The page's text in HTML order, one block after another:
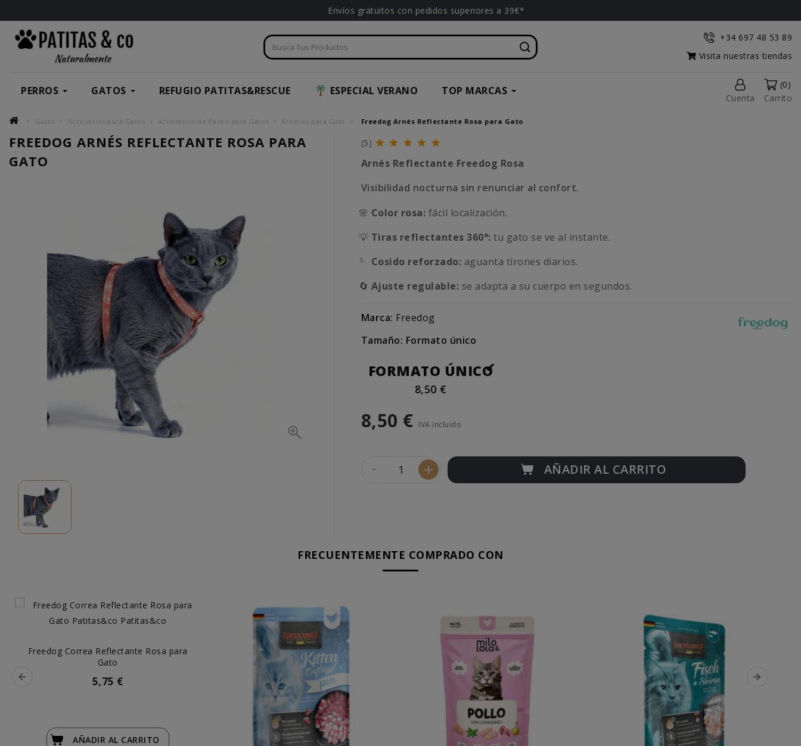
Envíos gratuitos con pedidos superiores a 39€*
+34 697 48 53 89
Visita nuestras tiendas
PERROS GATOS REFUGIO PATITAS&RESCUE ESPECIAL VERANO TOP MARCAS
Cuenta
(0)
Carrito
Gatos Accesorios para Gatos Accesorios de Paseo para Gatos Arneses para Gato Freedog Arnés Reflectante Rosa para Gato
FREEDOG ARNÉS REFLECTANTE ROSA PARA
GATO
(5)
Arnés Reflectante Freedog Rosa
Visibilidad nocturna sin renunciar al confort.
🌸 Color rosa: fácil localización.
💡 Tiras reflectantes 360°: tu gato se ve al instante.
🪡 Cosido reforzado: aguanta tirones diarios.
🔄 Ajuste regulable: se adapta a su cuerpo en segundos.
Marca: Freedog
Tamaño: Formato único
FORMATO ÚNICO
8,50 €
8,50 € IVA incluido
- + AÑADIR AL CARRITO
FRECUENTEMENTE COMPRADO CON
Freedog Correa Reflectante Rosa para
Gato
5,75 €
AÑADIR AL CARRITO